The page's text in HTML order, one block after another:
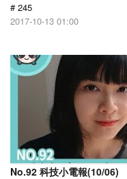
# 245
2017-10-13 01:00
No.92 科技小電報(10/06)